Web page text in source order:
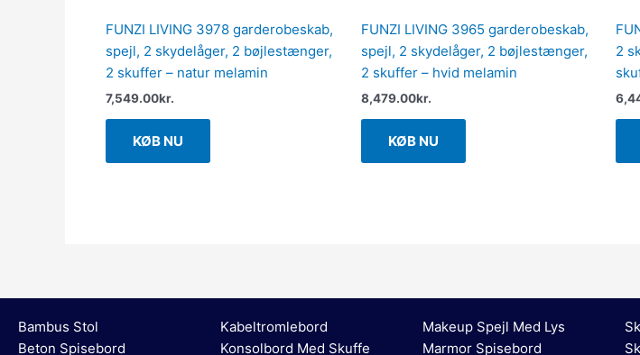
FUNZI LIVING 3978 garderobeskab,
spejl, 2 skydelåger, 2 bøjlestænger,
2 skuffer – natur melamin
7,549.00kr.
KØB NU
FUNZI LIVING 3965 garderobeskab,
spejl, 2 skydelåger, 2 bøjlestænger,
2 skuffer – hvid melamin
8,479.00kr.
KØB NU
2
Bambus Stol
Beton Spisebord
Kabeltromlebord
Konsolbord Med Skuffe
Makeup Spejl Med Lys
Marmor Spisebord